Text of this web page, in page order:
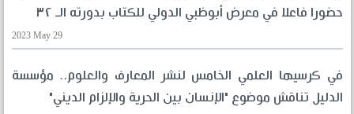
حضورا فاعلا في معرض أبوظبي الدولي للكتاب بدورته الـ ٣٢
2023 May 29
في كرسيها العلمي الخامس لنشر المعارف والعلوم.. مؤسسة
الدليل تناقش موضوع "الإنسان بين الحرية والإلزام الديني"